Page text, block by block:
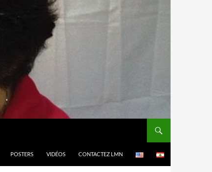
POSTERS VIDÉOS CONTACTEZ LMN